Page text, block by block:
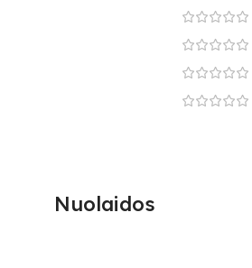
Nuolaidos